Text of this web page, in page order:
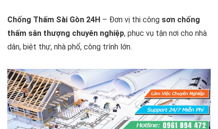
Chống Thấm Sài Gòn 24H – Đơn vị thi công sơn chống
thấm sân thượng chuyên nghiệp, phục vụ tận nơi cho nhà
dân, biệt thự, nhà phố, công trình lớn.